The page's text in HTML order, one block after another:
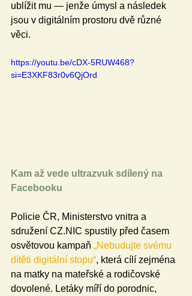
ublížit mu — jenže úmysl a následek
jsou v digitálním prostoru dvě různé
věci.
https://youtu.be/cDX-5RUW468?
si=E3XKF83r0v6QjOrd
Kam až vede ultrazvuk sdílený na
Facebooku
Policie ČR, Ministerstvo vnitra a
sdružení CZ.NIC spustily před časem
osvětovou kampaň „Nebudujte svému
dítěti digitální stopu“, která cílí zejména
na matky na mateřské a rodičovské
dovolené. Letáky míří do porodnic,